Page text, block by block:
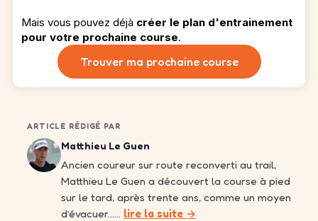
Mais vous pouvez déjà créer le plan d'entrainement
pour votre prochaine course.
Trouver ma prochaine course
ARTICLE RÉDIGÉ PAR
Matthieu Le Guen
Ancien coureur sur route reconverti au trail,
Matthieu Le Guen a découvert la course à pied
sur le tard, après trente ans, comme un moyen
d’évacuer…… lire la suite →